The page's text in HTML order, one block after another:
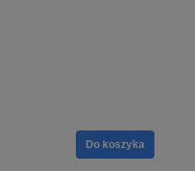
Do koszyka